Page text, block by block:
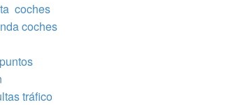
coches
coches
tráfico